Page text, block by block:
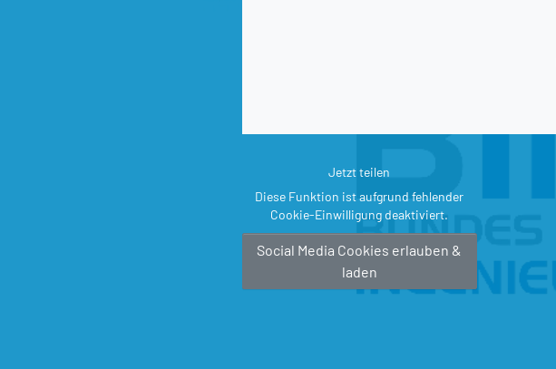
Jetzt teilen
Diese Funktion ist aufgrund fehlender
Cookie-Einwilligung deaktiviert.
Social Media Cookies erlauben &
laden